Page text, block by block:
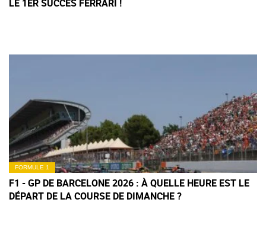
LE 1ER SUCCÈS FERRARI !
FORMULE 1
F1 - GP DE BARCELONE 2026 : À QUELLE HEURE EST LE
DÉPART DE LA COURSE DE DIMANCHE ?